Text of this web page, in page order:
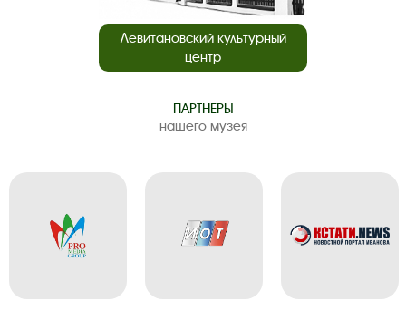
Левитановский культурный
центр
ПАРТНЕРЫ
нашего музея